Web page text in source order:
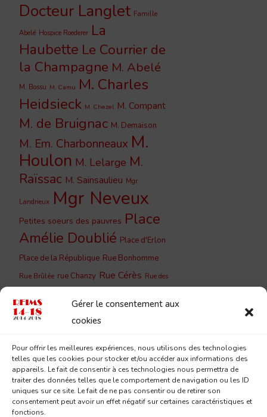
Gérer le consentement aux
cookies
Pour offrir les meilleures expériences, nous utilisons des technologies
telles que les cookies pour stocker et/ou accéder aux informations des
appareils. Le fait de consentir à ces technologies nous permettra de
traiter des données telles que le comportement de navigation ou les ID
uniques sur ce site. Le fait de ne pas consentir ou de retirer son
consentement peut avoir un effet négatif sur certaines caractéristiques et
fonctions.
Docteur Langlet Famille
Abelé Hospice Roederer La
Haubette Le Courrier de
la Champagne M. Abelé
M. Bossu M. Camu M. Charles
Heidsieck M. Chezel M. Compant
M. de Bruignac M. Demaison
M. Em. Charbonneaux M.
Houlon M. Lelarge M.
Raïssac M. Sainsaulieu Mgr
Landrieux Mgr Neveux
Petites soeurs des pauvres Place
Amélie Doublié Place d'Erlon
Place de la République Rue Bonhomme
Rue Brûlée rue Chanzy Rue Cérès Rue des
Barbâtre
Rue du Jard
Eugène Desteuque Rue Lesage Saint-
André Saint-Remi Sainte-
Geneviève